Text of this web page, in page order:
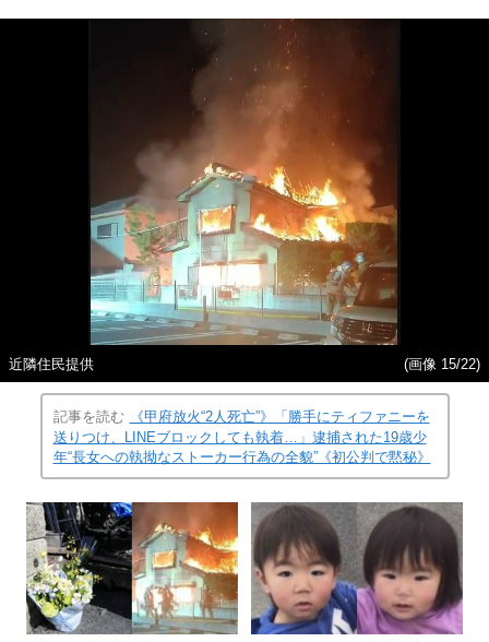
近隣住民提供 (画像 15/22)
記事を読む
《甲府放火“2人死亡”》「勝手にティファニーを
送りつけ、LINEブロックしても執着…」逮捕された19歳少
年“長女への執拗なストーカー行為の全貌”《初公判で黙秘》